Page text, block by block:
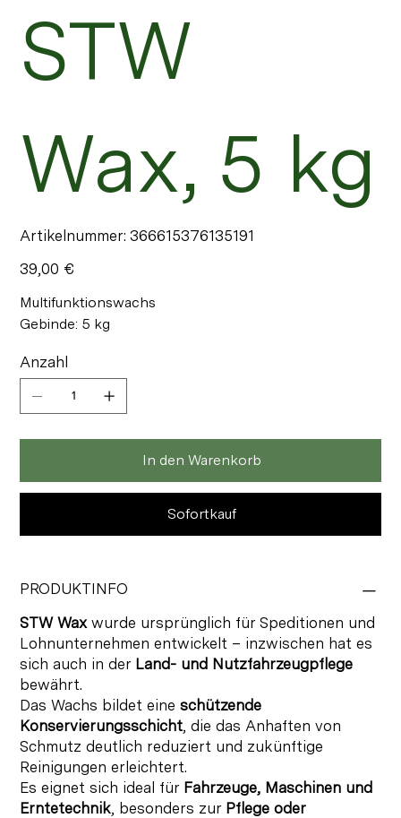
STW
Wax, 5 kg
Artikelnummer: Artikelnummer:
366615376135191
366615376135191
Preis
39,00 €
Multifunktionswachs
Gebinde: 5 kg
Anzahl
In den Warenkorb
Sofortkauf
PRODUKTINFO
STW Wax wurde ursprünglich für Speditionen und
Lohnunternehmen entwickelt – inzwischen hat es
sich auch in der Land- und Nutzfahrzeugpflege
bewährt.
Das Wachs bildet eineschützende
Konservierungsschicht, die das Anhaften von
Schmutz deutlich reduziert und zukünftige
Reinigungen erleichtert.
Es eignet sich ideal für Fahrzeuge, Maschinen und
Erntetechnik, besonders zur Pflege oder